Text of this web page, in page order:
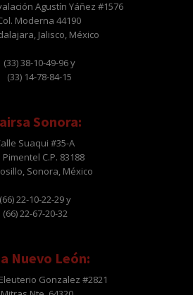
Agustín Yáñez #1576
Moderna 44190
Jalisco, México
(33) 38-10-49-96 y
(33) 14-78-84-15
Sonora:
Suaqui #35-A
Pimentel C.P. 83188
Sonora, México
(66) 22-10-22-29 y
(66) 22-67-20-32
Nuevo León:
Gonzalez #2821